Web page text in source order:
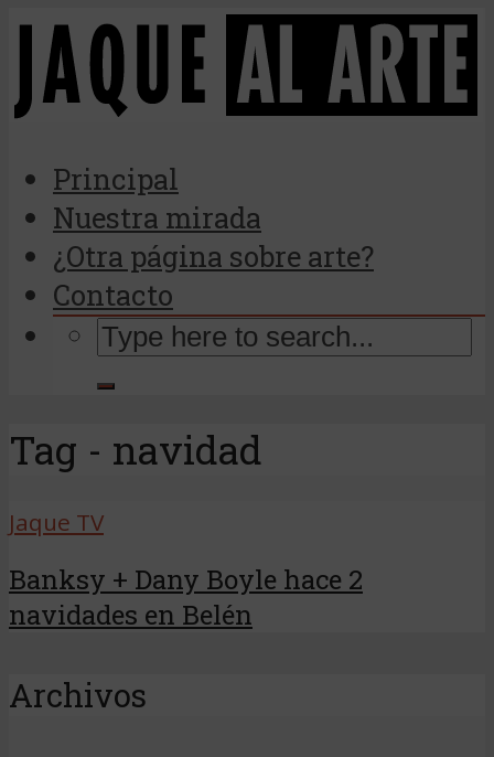
Principal
Nuestra mirada
¿Otra página sobre arte?
Contacto
Tag - navidad
Jaque TV
Banksy + Dany Boyle hace 2
navidades en Belén
Archivos